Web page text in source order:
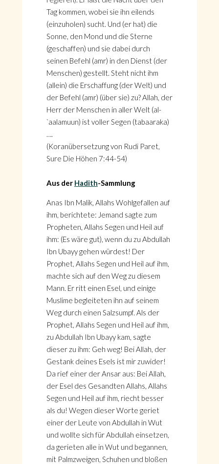
Tag kommen, wobei sie ihn eilends
(einzuholen) sucht. Und (er hat) die
Sonne, den Mond und die Sterne
(geschaffen) und sie dabei durch
seinen Befehl (amr) in den Dienst (der
Menschen) gestellt. Steht nicht ihm
(allein) die Erschaffung (der Welt) und
der Befehl (amr) (über sie) zu? Allah, der
Herr der Menschen in aller Welt (al-
`aalamuun) ist voller Segen (tabaaraka)
….
(Koranübersetzung von Rudi Paret,
Sure Die Höhen 7:44-54)
Aus der Hadith-Sammlung
Anas Ibn Malik, Allahs Wohlgefallen auf
ihm, berichtete: Jemand sagte zum
Propheten, Allahs Segen und Heil auf
ihm: (Es wäre gut), wenn du zu Abdullah
Ibn Ubayy gehen würdest! Der
Prophet, Allahs Segen und Heil auf ihm,
machte sich auf den Weg zu diesem
Mann. Er ritt einen Esel, und einige
Muslime begleiteten ihn auf seinem
Weg durch einen Salzsumpf. Als der
Prophet, Allahs Segen und Heil auf ihm,
zu Abdullah Ibn Ubayy kam, sagte
dieser zu ihm: Geh weg! Bei Allah, der
Gestank deines Esels ist mir zuwider!
Da rief einer der Ansar aus: Bei Allah,
der Esel des Gesandten Allahs, Allahs
Segen und Heil auf ihm, riecht besser
als du! Wegen dieser Worte geriet
einer der Leute von Abdullah in Wut
und wollte sich für Abdullah einsetzen,
da gerieten alle in Wut und begannen,
mit Palmzweigen, Schuhen und bloßen